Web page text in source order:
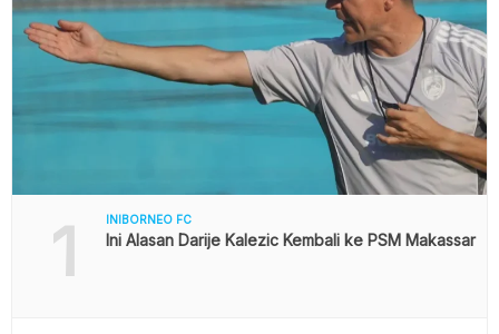
1 INIBORNEO FC
Ini Alasan Darije Kalezic Kembali ke PSM Makassar